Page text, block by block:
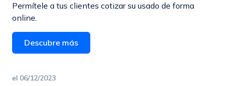
Permítele a tus clientes cotizar su usado de forma
online.
Descubre más
el 06/12/2023